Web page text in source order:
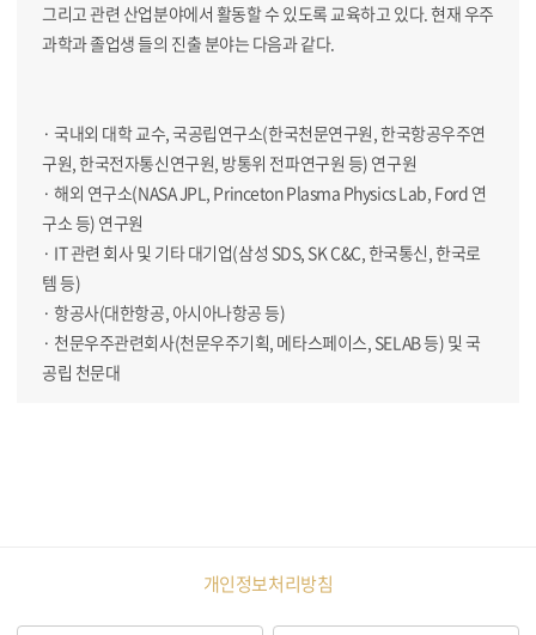
그리고 관련 산업분야에서 활동할 수 있도록 교육하고 있다. 현재 우주
과학과 졸업생 들의 진출 분야는 다음과 같다.
· 국내외 대학 교수, 국공립연구소(한국천문연구원, 한국항공우주연
구원, 한국전자통신연구원, 방통위 전파연구원 등) 연구원
· 해외 연구소(NASA JPL, Princeton Plasma Physics Lab, Ford 연
구소 등) 연구원
· IT 관련 회사 및 기타 대기업(삼성 SDS, SK C&C, 한국통신, 한국로
템 등)
· 항공사(대한항공, 아시아나항공 등)
· 천문우주관련회사(천문우주기획, 메타스페이스, SELAB 등) 및 국
공립 천문대
개인정보처리방침